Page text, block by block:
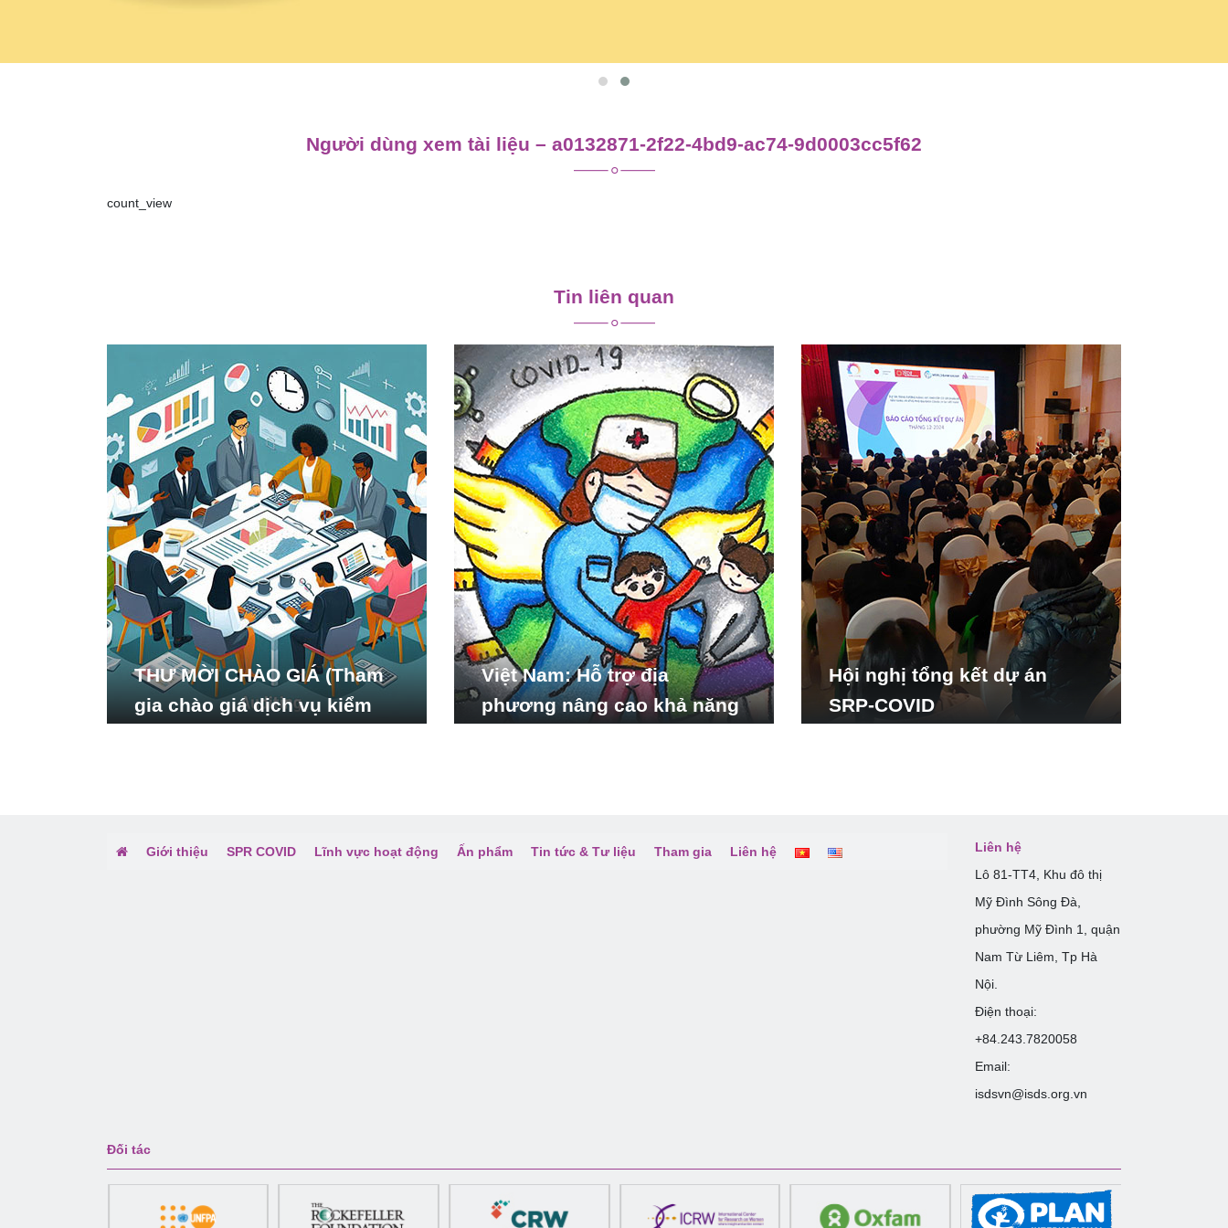
Người dùng xem tài liệu – a0132871-2f22-4bd9-ac74-9d0003cc5f62
count_view
viết
Tin liên quan
THƯ MỜI CHÀO GIÁ (Tham
gia chào giá dịch vụ kiểm
Việt Nam: Hỗ trợ địa
phương nâng cao khả năng
Hội nghị tổng kết dự án
SRP-COVID
Giới thiệu SPR COVID Lĩnh vực hoạt động Ấn phẩm Tin tức & Tư liệu Tham gia Liên hệ
Liên hệ
Lô 81-TT4, Khu đô thị
Mỹ Đình Sông Đà,
phường Mỹ Đình 1, quận
Nam Từ Liêm, Tp Hà
Nội.
Điện thoại:
+84.243.7820058
Email:
isdsvn@isds.org.vn
Đối tác